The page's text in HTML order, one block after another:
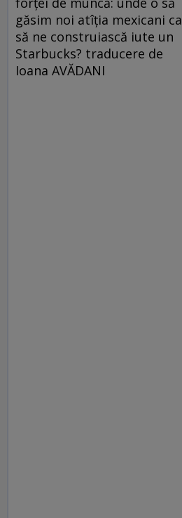
găsim noi atîţia mexicani ca
să ne construiască iute un
Starbucks? traducere de
Ioana AVĂDANI